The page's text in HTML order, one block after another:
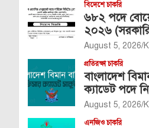
বিদেশে চাকরি
৬৮২ পদে
২০২৬
August 5, 2026
প্রতিরক্ষা চাকরি
বাংলাদেশ
ক্যাডেট পদে
August 5, 2026
এনজিও চাকরি